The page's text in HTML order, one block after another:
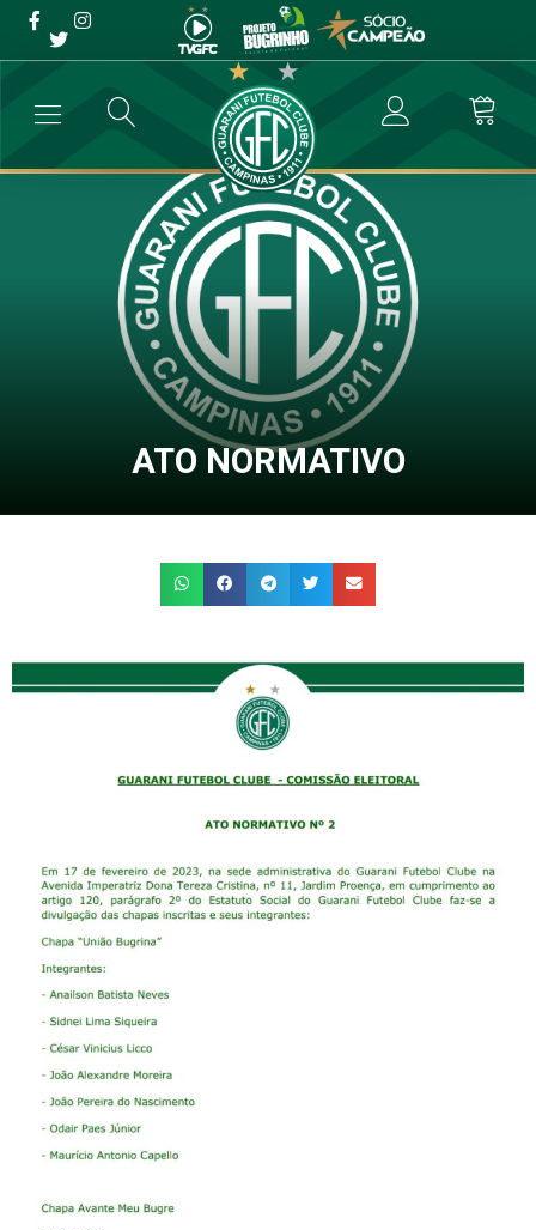
ATO NORMATIVO
→ Comunicados ATO NORMATIVO
ATO NORMATIVO